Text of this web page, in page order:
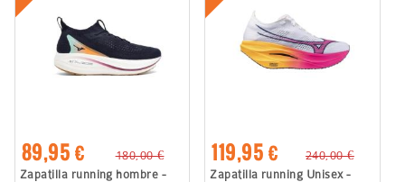
89,95 €
180,00 €
Zapatilla running hombre -
119,95 €
240,00 €
Zapatilla running Unisex -